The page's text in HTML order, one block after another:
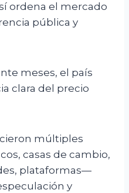
ordena el mercado
pública y
meses, el país
clara del precio
múltiples
casas de cambio,
plataformas—
y